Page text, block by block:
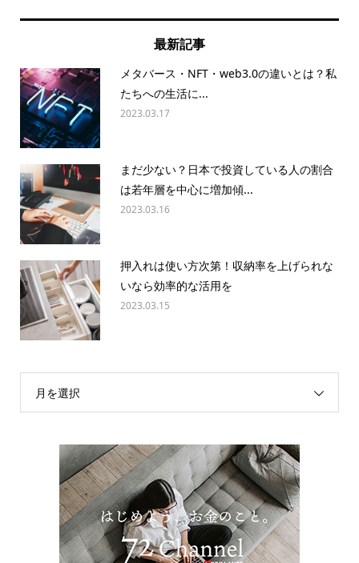
最新記事
メタバース・NFT・web3.0の違いとは？私
たちへの生活に...
2023.03.17
まだ少ない？日本で投資している人の割合
は若年層を中心に増加傾...
2023.03.16
押入れは使い方次第！収納率を上げられな
いなら効率的な活用を
2023.03.15
月を選択